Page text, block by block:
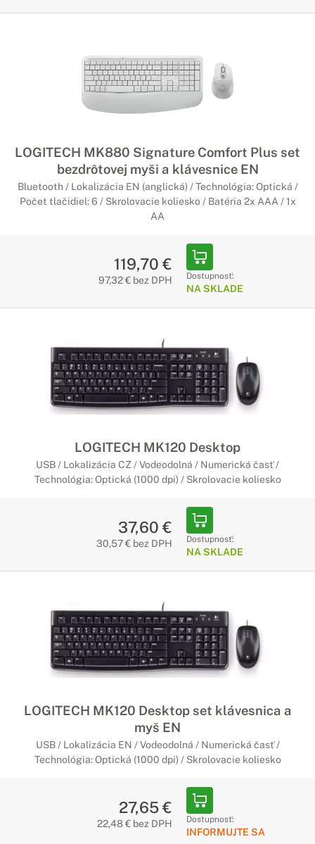
LOGITECH MK880 Signature Comfort Plus set
bezdrôtovej myši a klávesnice EN
Bluetooth / Lokalizácia EN (anglická) / Technológia: Optická /
Počet tlačidiel: 6 / Skrolovacie koliesko / Batéria 2x AAA / 1x
AA
119,70 €
97,32 € bez DPH Dostupnosť:
NA SKLADE
LOGITECH MK120 Desktop
USB / Lokalizácia CZ / Vodeodolná / Numerická časť /
Technológia: Optická (1000 dpi) / Skrolovacie koliesko
37,60 €
30,57 € bez DPH Dostupnosť:
NA SKLADE
LOGITECH MK120 Desktop set klávesnica a
myš EN
USB / Lokalizácia EN / Vodeodolná / Numerická časť /
Technológia: Optická (1000 dpi) / Skrolovacie koliesko
27,65 €
22,48 € bez DPH Dostupnosť:
INFORMUJTE SA